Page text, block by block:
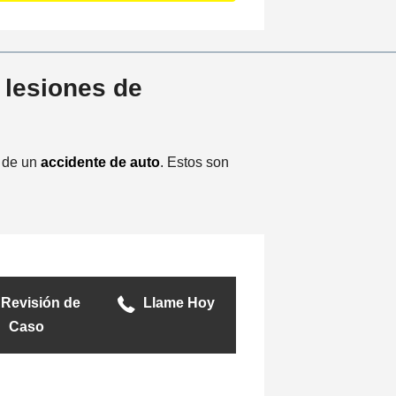
d
e
de
un accidente de auto. Estos son
Revisión de
Caso
Llame Hoy